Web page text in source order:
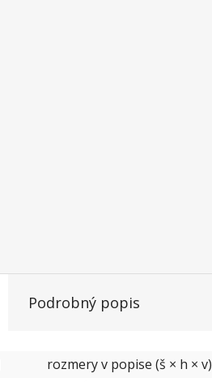
Podrobný popis
rozmery v popise (š × h × v)